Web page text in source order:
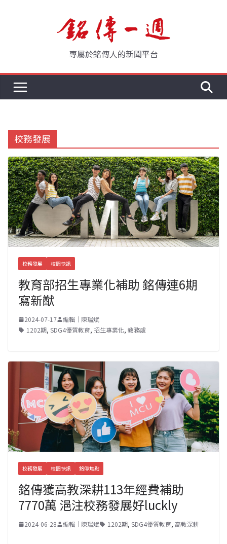
專屬於銘傳人的新聞平台
校務發展
校務發展 校園快訊
教育部招生專業化補助 銘傳連6期
寫新猷
2024-07-17
編輯｜陳瑞斌
1202期, SDG4優質教育, 招生專業化, 教務處
校務發展 校園快訊 銘傳焦點
銘傳獲高教深耕113年經費補助
7770萬 浥注校務發展好luckly
2024-06-28 編輯｜陳瑞斌 1202期, SDG4優質教育, 高教深耕